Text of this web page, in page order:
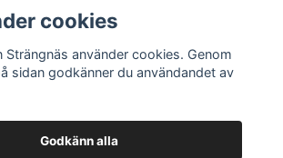
cookies
Strängnäs använder cookies. Genom
sidan godkänner du användandet av
Godkänn alla